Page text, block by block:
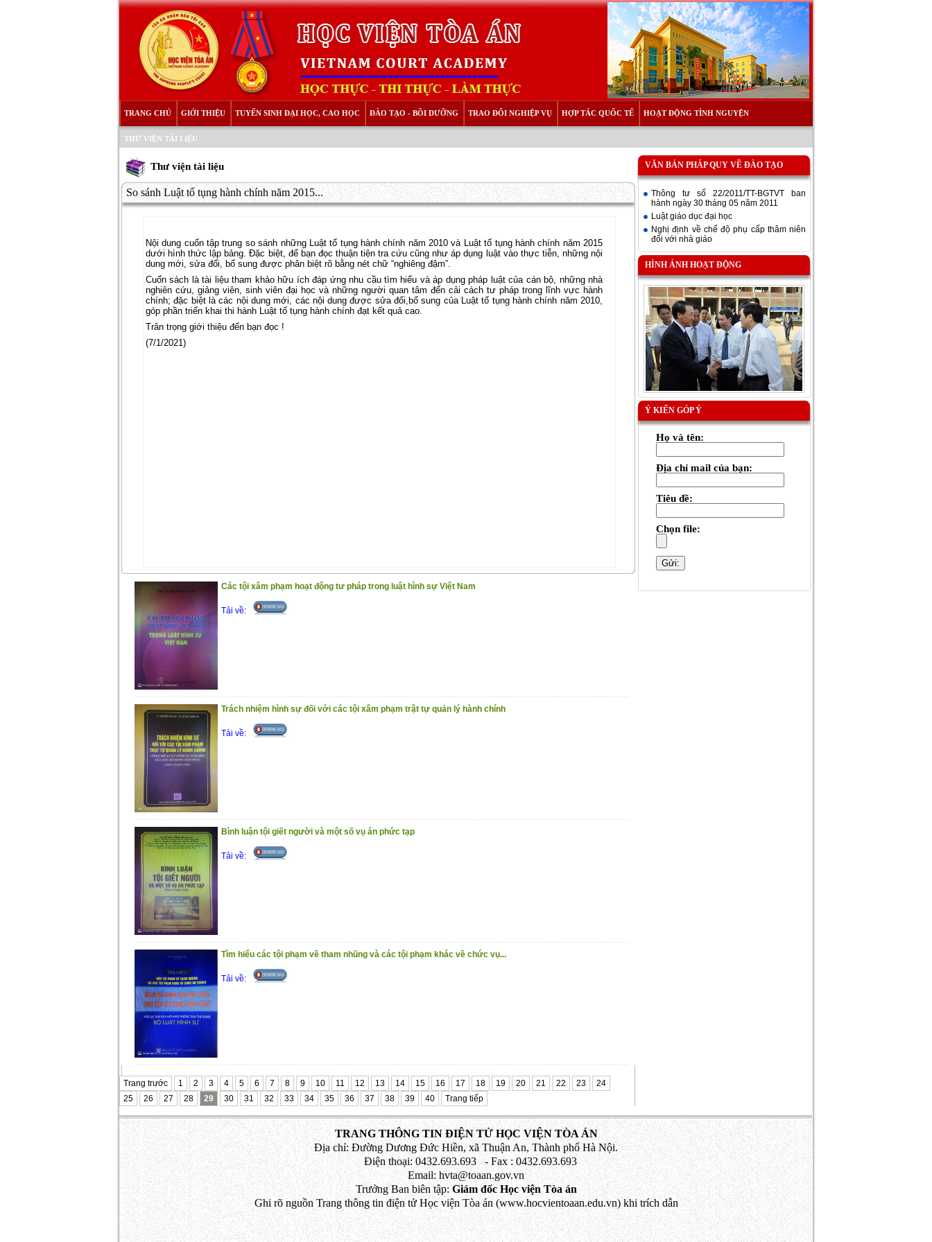
TRANG CHỦ GIỚI THIỆU TUYỂN SINH ĐẠI HỌC, CAO HỌC ĐÀO TẠO - BỒI DƯỠNG TRAO ĐỔI NGHIỆP VỤ HỢP TÁC QUỐC TẾ HOẠT ĐỘNG TÌNH NGUYỆN
THƯ VIỆN TÀI LIỆU
Thư viện tài liệu
So sánh Luật tố tụng hành chính năm 2015...
Nội dung cuốn tập trung so sánh những Luật tố tụng hành chính năm 2010 và Luật tố tụng hành chính năm 2015
dưới hình thức lập bảng. Đặc biệt, để bạn đọc thuận tiện tra cứu cũng như áp dụng luật vào thực tiễn, những nội
dung mới, sửa đổi, bổ sung được phân biệt rõ bằng nét chữ “nghiêng đậm”.
Cuốn sách là tài liệu tham khảo hữu ích đáp ứng nhu cầu tìm hiểu và áp dụng pháp luật của cán bộ, những nhà
nghiên cứu, giảng viên, sinh viên đại học và những người quan tâm đến cải cách tư pháp trong lĩnh vực hành
chính; đặc biệt là các nội dung mới, các nội dung được sửa đổi,bổ sung của Luật tố tụng hành chính năm 2010,
góp phần triển khai thi hành Luật tố tụng hành chính đạt kết quả cao.
Trân trọng giới thiệu đến bạn đọc !
(7/1/2021)
Các tội xâm phạm hoạt động tư pháp trong luật hình sự Việt Nam
Tải về:
Trách nhiệm hình sự đối với các tội xâm phạm trật tự quản lý hành chính
Tải về:
Bình luận tội giết người và một số vụ án phức tạp
Tải về:
Tìm hiểu các tội phạm về tham nhũng và các tội phạm khác về chức vụ...
Tải về:
Trang trước 1 2 3 4 5 6 7 8 9 10 11 12 13 14 15 16 17 18 19 20 21 22 23
24
25
26 27 28 29 30 31 32 33 34 35 36 37 38 39 40 Trang tiếp
VĂN BẢN PHÁP QUY VỀ ĐÀO TẠO
Thông tư số 22/2011/TT-BGTVT ban
hành ngày 30 tháng 05 năm 2011
Luật giáo dục đại học
Nghị định về chế độ phụ cấp thâm niên
đối với nhà giáo
HÌNH ẢNH HOẠT ĐỘNG
Ý KIẾN GÓP Ý
Họ và tên:
Địa chỉ mail của bạn:
Tiêu đề:
Chọn file:
TRANG THÔNG TIN ĐIỆN TỬ HỌC VIỆN TÒA ÁN
Địa chỉ: Đường Dương Đức Hiền, xã Thuận An, Thành phố Hà Nội.
Điện thoại: 0432.693.693 - Fax : 0432.693.693
Email: hvta@toaan.gov.vn
Trưởng Ban biên tập:Giám đốc Học viện Tòa án
Ghi rõ nguồn Trang thông tin điện tử Học viện Tòa án (www.hocvientoaan.edu.vn) khi trích dẫn